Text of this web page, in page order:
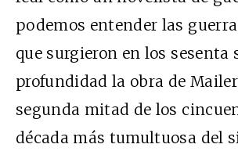
podemos entender las
que surgieron en los sesenta
profundidad la obra de
segunda mitad de los
década más tumultuosa del